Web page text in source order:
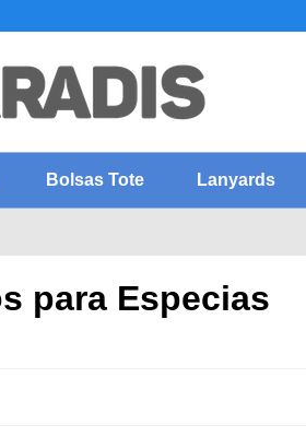
Bolsas Tote Lanyards
para Especias